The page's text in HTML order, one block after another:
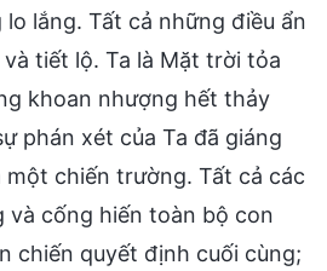
lắng. Tất cả những điều ẩn
tiết lộ. Ta là Mặt trời tỏa
khoan nhượng hết thảy
phán xét của Ta đã giáng
một chiến trường. Tất cả các
và cống hiến toàn bộ con
chiến quyết định cuối cùng;